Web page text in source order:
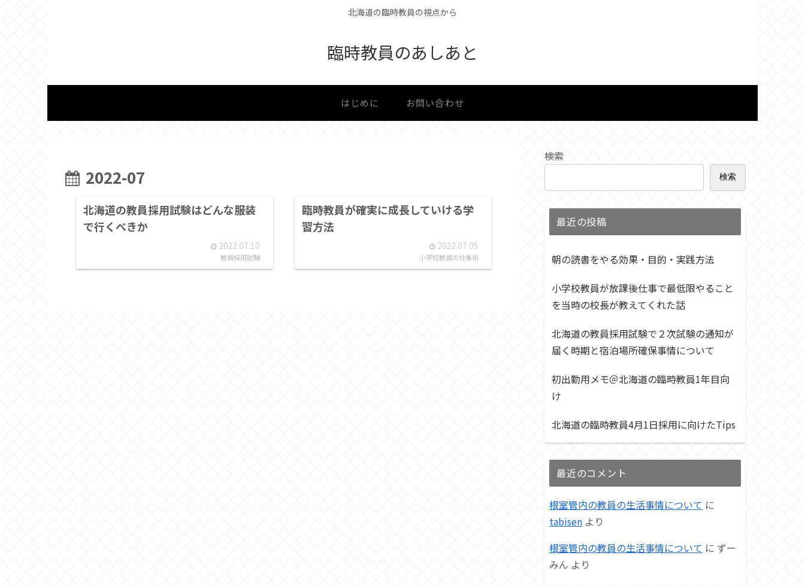
北海道の臨時教員の視点から
臨時教員のあしあと
はじめに お問い合わせ
2022-07
北海道の教員採用試験はどんな服装
で行くべきか
2022.07.10
教員採用試験
臨時教員が確実に成長していける学
習方法
2022.07.05
小学校教員の仕事術
検索
検索
最近の投稿
朝の読書をやる効果・目的・実践方法
小学校教員が放課後仕事で最低限やること
を当時の校長が教えてくれた話
北海道の教員採用試験で２次試験の通知が
届く時期と宿泊場所確保事情について
初出勤用メモ＠北海道の臨時教員1年目向
け
北海道の臨時教員4月1日採用に向けたTips
最近のコメント
根室管内の教員の生活事情について に
tabisen より
根室管内の教員の生活事情について に ずー
みん より